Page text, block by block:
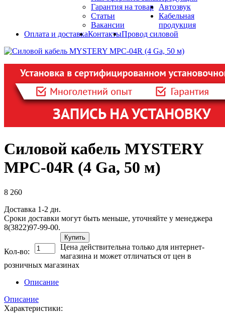
Гарантия на товар
Статьи
Вакансии
Оплата и доставкаКонтакты
Автозвук
Кабельная
продукция
Провод силовой
Силовой кабель MYSTERY
MPC-04R (4 Ga, 50 м)
8 260
Доставка 1-2 дн.
Сроки доставки могут быть меньше, уточняйте у менеджера
8(3822)97-99-00.
Кол-во:
Купить
Цена действительна только для интернет-
магазина и может отличаться от цен в
розничных магазинах
Описание
Описание
Характеристики: